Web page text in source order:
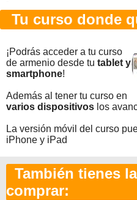
Tu curso donde
¡Podrás acceder a tu curso
de armenio desde tu tablet y
smartphone!
Además al tener tu curso en
varios dispositivos los
La versión móvil del curso
iPhone y iPad
También tienes
comprar: